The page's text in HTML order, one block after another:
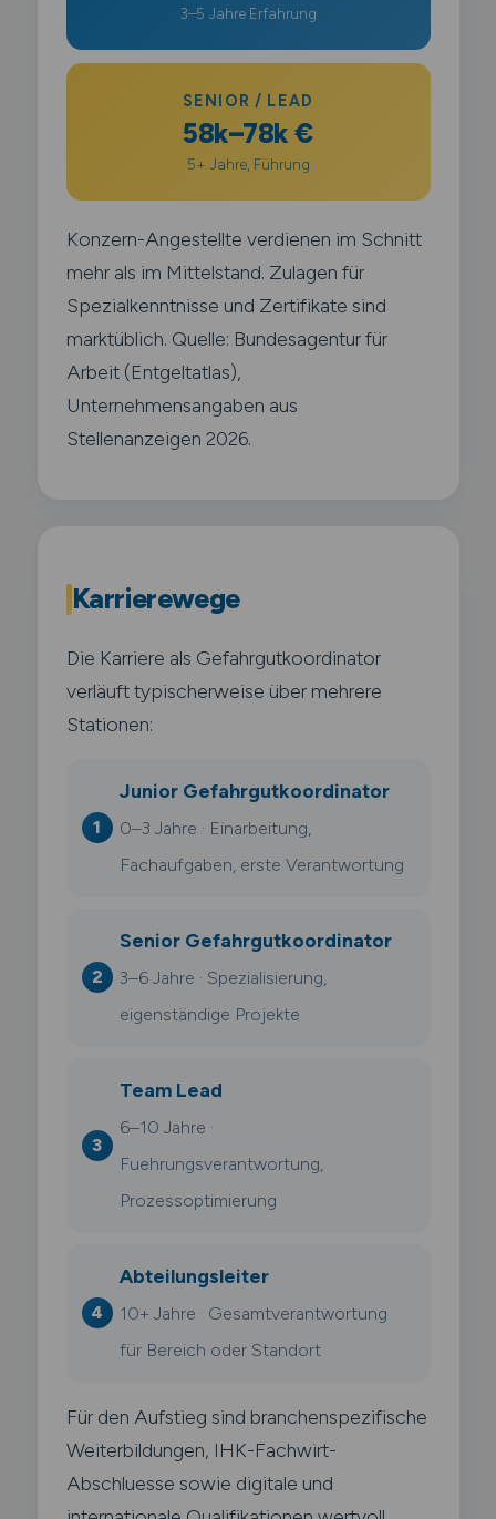
3–5 Jahre Erfahrung
SENIOR / LEAD
58k–78k €
5+ Jahre, Führung
Konzern-Angestellte verdienen im Schnitt
mehr als im Mittelstand. Zulagen für
Spezialkenntnisse und Zertifikate sind
marktüblich. Quelle: Bundesagentur für
Arbeit (Entgeltatlas),
Unternehmensangaben aus
Stellenanzeigen 2026.
Karrierewege
Die Karriere als Gefahrgutkoordinator
verläuft typischerweise über mehrere
Stationen:
Junior Gefahrgutkoordinator
0–3 Jahre · Einarbeitung,
Fachaufgaben, erste Verantwortung
Senior Gefahrgutkoordinator
3–6 Jahre · Spezialisierung,
eigenständige Projekte
Team Lead
6–10 Jahre ·
Fuehrungsverantwortung,
Prozessoptimierung
Abteilungsleiter
10+ Jahre · Gesamtverantwortung
für Bereich oder Standort
Für den Aufstieg sind branchenspezifische
Weiterbildungen, IHK-Fachwirt-
Abschluesse sowie digitale und